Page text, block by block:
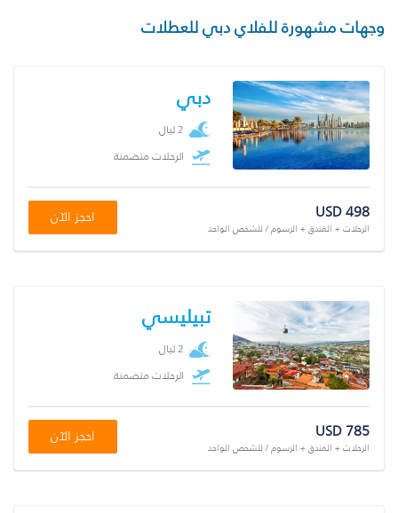
وجهات مشهورة للفلاي دبي للعطلات
دبي
2 ليال
الرحلات متضمنة
USD 498
الرحلات + الفندق + الرسوم / للشخص الواحد
احجز الآن
تبيليسي
2 ليال
الرحلات متضمنة
USD 785
الرحلات + الفندق + الرسوم / للشخص الواحد
احجز الآن